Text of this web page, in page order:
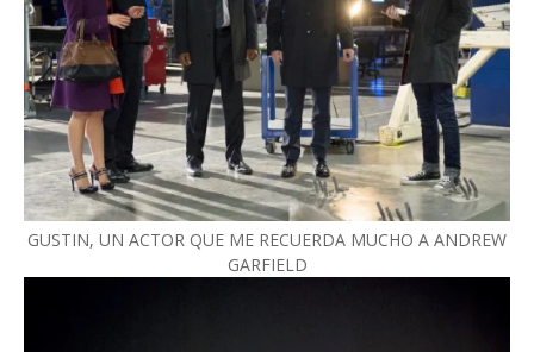
GUSTIN, UN ACTOR QUE ME RECUERDA MUCHO A ANDREW
GARFIELD